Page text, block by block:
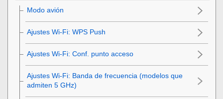
Modo avión
Ajustes Wi-Fi: WPS Push
Ajustes Wi-Fi: Conf. punto acceso
Ajustes Wi-Fi: Banda de frecuencia (modelos que
admiten 5 GHz)